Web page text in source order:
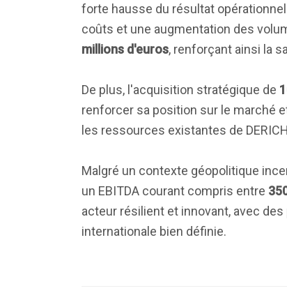
forte hausse du résultat
coûts et une augmentation des
millions d'euros, renforçant ainsi la
De plus, l'acquisition stratégique de
renforcer sa position sur le marché
les ressources existantes de
Malgré un contexte géopolitique
un EBITDA courant compris entre
acteur résilient et innovant, avec
internationale bien définie.